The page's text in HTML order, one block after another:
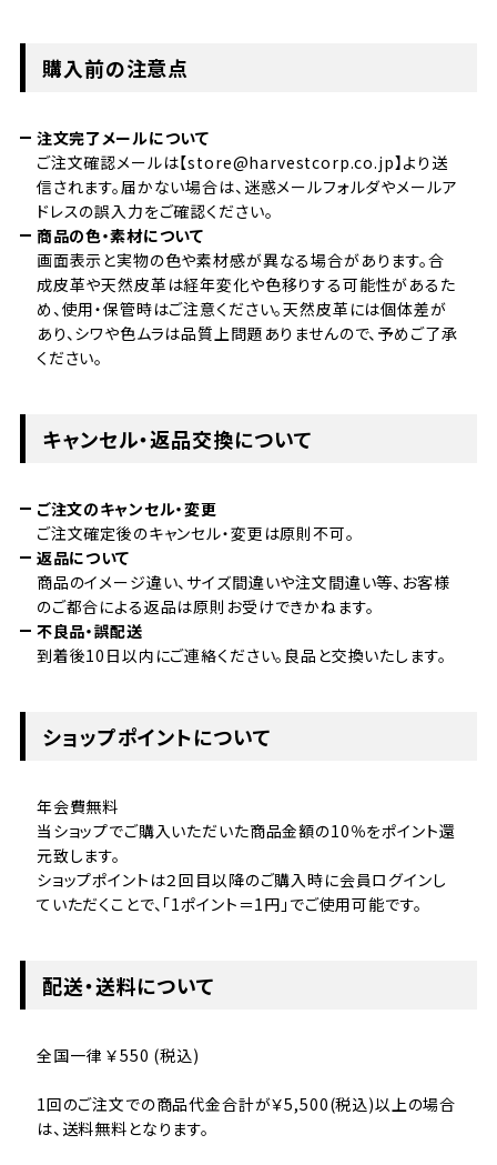
購入前の注意点
注文完了メールについて
ご注文確認メールは【store@harvestcorp.co.jp】より送
信されます。届かない場合は、迷惑メールフォルダやメールア
ドレスの誤入力をご確認ください。
商品の色・素材について
画面表示と実物の色や素材感が異なる場合があります。合
成皮革や天然皮革は経年変化や色移りする可能性があるた
め、使用・保管時はご注意ください。天然皮革には個体差が
あり、シワや色ムラは品質上問題ありませんので、予めご了承
ください。
キャンセル・返品交換について
ご注文のキャンセル・変更
ご注文確定後のキャンセル・変更は原則不可。
返品について
商品のイメージ違い、サイズ間違いや注文間違い等、お客様
のご都合による返品は原則お受けできかねます。
不良品・誤配送
到着後10日以内にご連絡ください。良品と交換いたします。
ショップポイントについて
年会費無料
当ショップでご購入いただいた商品金額の10％をポイント還
元致します。
ショップポイントは２回目以降のご購入時に会員ログインし
ていただくことで、「1ポイント＝1円」でご使用可能です。
配送・送料について
全国一律 ￥550 (税込)
1回のご注文での商品代金合計が￥5,500(税込)以上の場合
は、送料無料となります。